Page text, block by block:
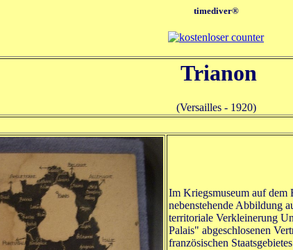
timediver®
Trianon
(Versailles - 1920)
Im Kriegsmuseum auf dem
nebenstehende Abbildung
territoriale Verkleinerung
Palais" abgeschlosenen
französischen